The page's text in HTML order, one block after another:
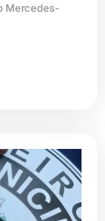
Mercedes-